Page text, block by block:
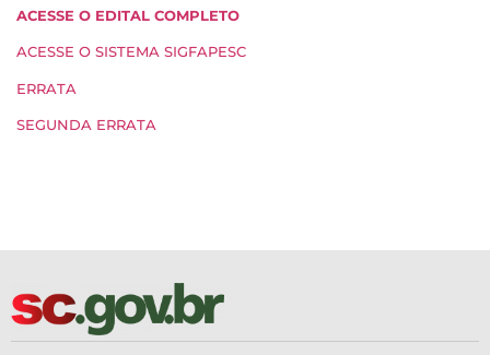
ACESSE O EDITAL COMPLETO
ACESSE O SISTEMA SIGFAPESC
ERRATA
SEGUNDA ERRATA